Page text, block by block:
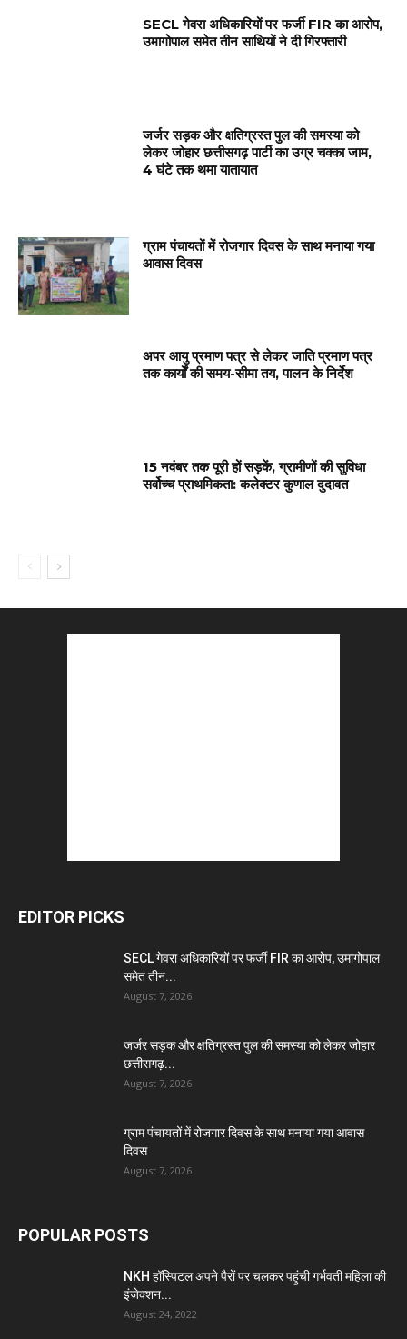
SECL गेवरा अधिकारियों पर फर्जी FIR का आरोप,
उमागोपाल समेत तीन साथियों ने दी गिरफ्तारी
जर्जर सड़क और क्षतिग्रस्त पुल की समस्या को
लेकर जोहार छत्तीसगढ़ पार्टी का उग्र चक्का जाम,
4 घंटे तक थमा यातायात
ग्राम पंचायतों में रोजगार दिवस के साथ मनाया गया
आवास दिवस
अपर आयु प्रमाण पत्र से लेकर जाति प्रमाण पत्र
तक कार्यों की समय-सीमा तय, पालन के निर्देश
15 नवंबर तक पूरी हों सड़कें, ग्रामीणों की सुविधा
सर्वोच्च प्राथमिकता: कलेक्टर कुणाल दुदावत
EDITOR PICKS
SECL गेवरा अधिकारियों पर फर्जी FIR का आरोप, उमागोपाल
समेत तीन...
August 7, 2026
जर्जर सड़क और क्षतिग्रस्त पुल की समस्या को लेकर जोहार
छत्तीसगढ़...
August 7, 2026
ग्राम पंचायतों में रोजगार दिवस के साथ मनाया गया आवास
दिवस
August 7, 2026
POPULAR POSTS
NKH हॉस्पिटल अपने पैरों पर चलकर पहुंची गर्भवती महिला की
इंजेक्शन...
August 24, 2022